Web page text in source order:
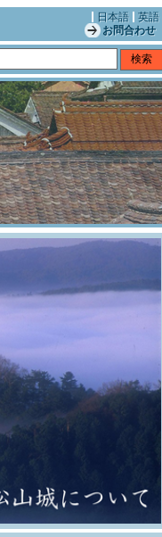
日本語
英語
お問合わせ